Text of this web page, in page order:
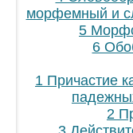
морфемный и
5
6
1 Причастие
2